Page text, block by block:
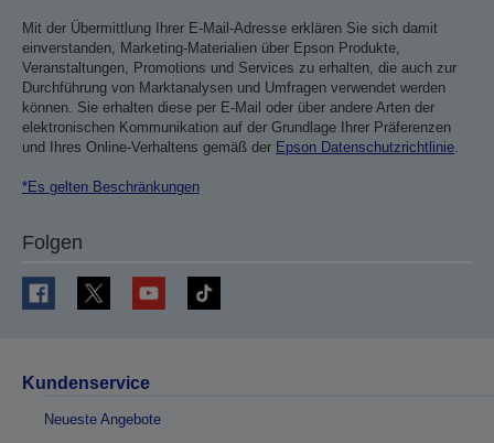
Mit der Übermittlung Ihrer E-Mail-Adresse erklären Sie sich damit
einverstanden, Marketing-Materialien über Epson Produkte,
Veranstaltungen, Promotions und Services zu erhalten, die auch zur
Durchführung von Marktanalysen und Umfragen verwendet werden
können. Sie erhalten diese per E-Mail oder über andere Arten der
elektronischen Kommunikation auf der Grundlage Ihrer Präferenzen
und Ihres Online-Verhaltens gemäß der Epson Datenschutzrichtlinie.
*Es gelten Beschränkungen
Folgen
Kundenservice
Neueste Angebote